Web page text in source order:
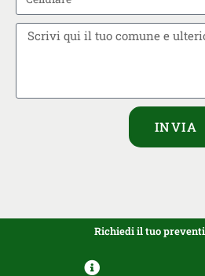
INVIA
Richiedi il tuo